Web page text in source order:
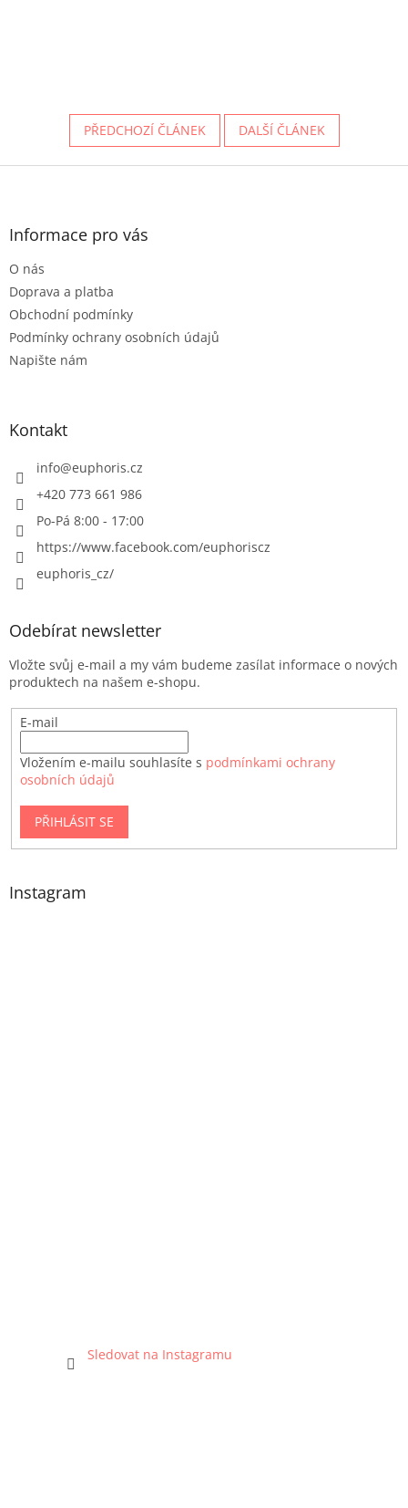
PŘEDCHOZÍ ČLÁNEK DALŠÍ ČLÁNEK
Z
Informace pro vás
O nás
Doprava a platba
Obchodní podmínky
Podmínky ochrany osobních údajů
Napište nám
Kontakt
info@euphoris.cz
+420 773 661 986
Po-Pá 8:00 - 17:00
https://www.facebook.com/euphoriscz
euphoris_cz/
Odebírat newsletter
Vložte svůj e-mail a my vám budeme zasílat informace o nových
produktech na našem e-shopu.
E-mail
Vložením e-mailu souhlasíte s podmínkami ochrany
osobních údajů
PŘIHLÁSIT SE
Instagram
Sledovat na Instagramu